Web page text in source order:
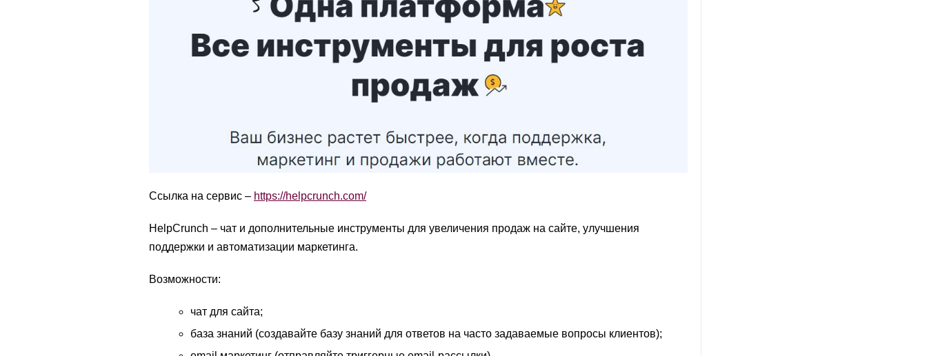
Ссылка на сервис – https://helpcrunch.com/
HelpCrunch – чат и дополнительные инструменты для увеличения продаж на сайте, улучшения
поддержки и автоматизации маркетинга.
Возможности:
чат для сайта;
база знаний (создавайте базу знаний для ответов на часто задаваемые вопросы клиентов);